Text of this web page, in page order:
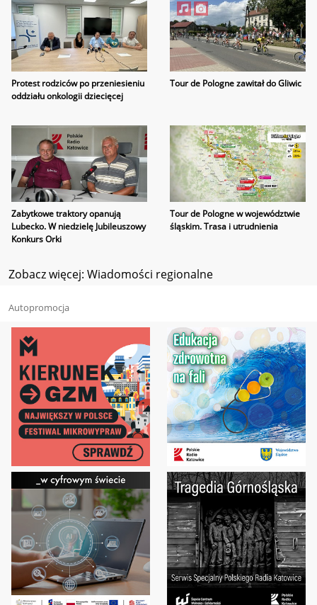
Protest rodziców po przeniesieniu
oddziału onkologii dziecięcej
Tour de Pologne zawitał do Gliwic
Zabytkowe traktory opanują
Lubecko. W niedzielę Jubileuszowy
Konkurs Orki
Tour de Pologne w województwie
śląskim. Trasa i utrudnienia
Zobacz więcej: Wiadomości regionalne
Autopromocja